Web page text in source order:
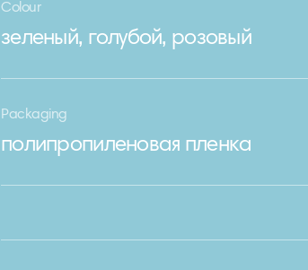
Colour
зеленый, голубой, розовый
Packaging
полипропиленовая пленка